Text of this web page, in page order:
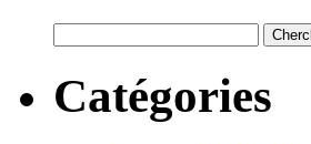
Catégories